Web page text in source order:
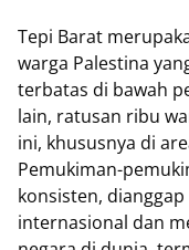
Tepi Barat
warga Palestina
terbatas di bawah
lain, ratusan ribu
ini, khususnya di
Pemukiman-
konsisten,
internasional dan